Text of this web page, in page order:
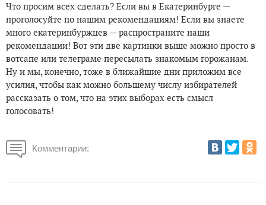
Что просим всех сделать? Если вы в Екатеринбурге —
проголосуйте по нашим рекомендациям! Если вы знаете
много екатеринбуржцев — распространите наши
рекомендации! Вот эти две картинки выше можно просто в
вотсапе или телеграме пересылать знакомым горожанам.
Ну и мы, конечно, тоже в ближайшие дни приложим все
усилия, чтобы как можно большему числу избирателей
рассказать о том, что на этих выборах есть смысл
голосовать!
Комментарии: